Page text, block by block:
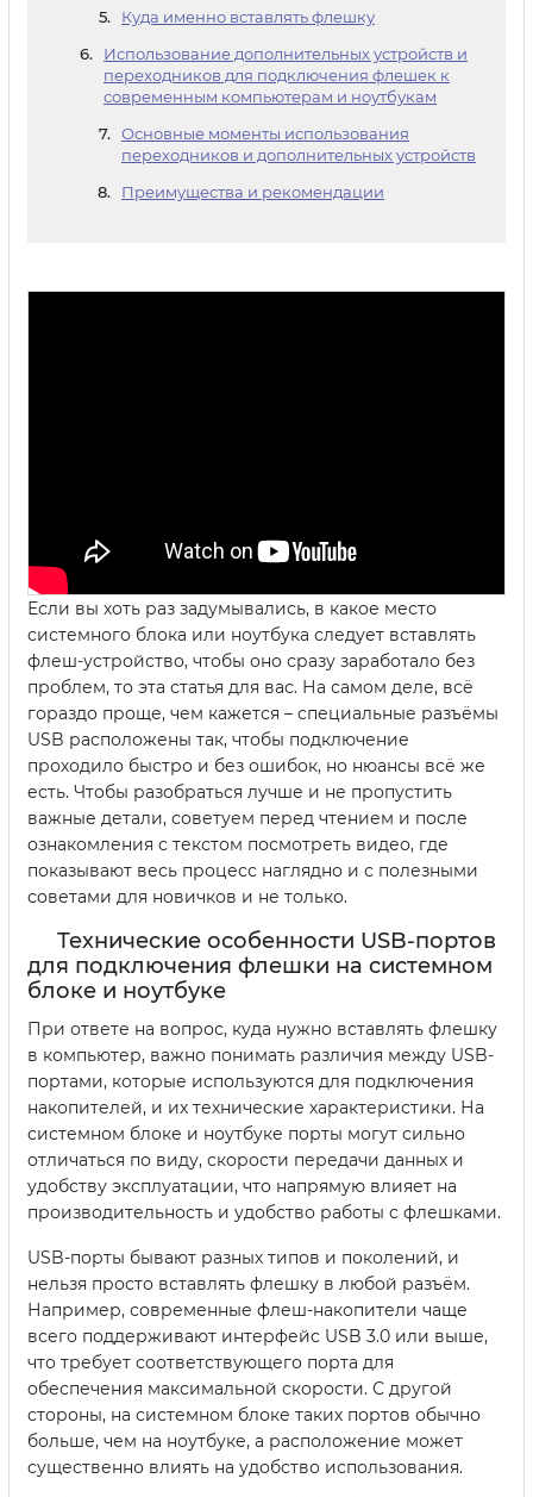
Куда именно вставлять флешку
Использование дополнительных устройств и
переходников для подключения флешек к
современным компьютерам и ноутбукам
Основные моменты использования
переходников и дополнительных устройств
Преимущества и рекомендации
Если вы хоть раз задумывались, в какое место
системного блока или ноутбука следует вставлять
флеш-устройство, чтобы оно сразу заработало без
проблем, то эта статья для вас. На самом деле, всё
гораздо проще, чем кажется – специальные разъёмы
USB расположены так, чтобы подключение
проходило быстро и без ошибок, но нюансы всё же
есть. Чтобы разобраться лучше и не пропустить
важные детали, советуем перед чтением и после
ознакомления с текстом посмотреть видео, где
показывают весь процесс наглядно и с полезными
советами для новичков и не только.
Технические особенности USB-портов
для подключения флешки на системном
блоке и ноутбуке
При ответе на вопрос, куда нужно вставлять флешку
в компьютер, важно понимать различия между USB-
портами, которые используются для подключения
накопителей, и их технические характеристики. На
системном блоке и ноутбуке порты могут сильно
отличаться по виду, скорости передачи данных и
удобству эксплуатации, что напрямую влияет на
производительность и удобство работы с флешками.
USB-порты бывают разных типов и поколений, и
нельзя просто вставлять флешку в любой разъём.
Например, современные флеш-накопители чаще
всего поддерживают интерфейс USB 3.0 или выше,
что требует соответствующего порта для
обеспечения максимальной скорости. С другой
стороны, на системном блоке таких портов обычно
больше, чем на ноутбуке, а расположение может
существенно влиять на удобство использования.